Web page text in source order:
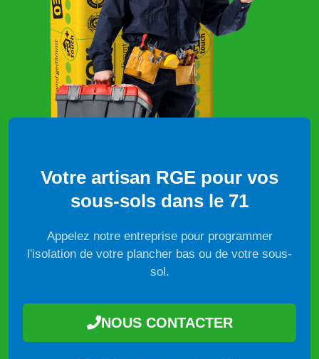
Votre artisan RGE pour vos
sous-sols dans le 71
Appelez notre entreprise pour programmer
l'isolation de votre plancher bas ou de votre sous-
sol.
NOUS CONTACTER